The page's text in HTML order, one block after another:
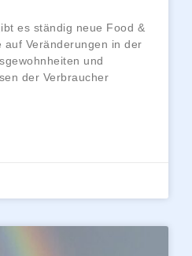
es ständig neue Food &
auf Veränderungen in der
und
der Verbraucher